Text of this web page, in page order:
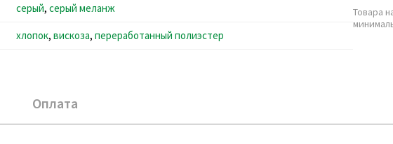
серый, серый меланж
хлопок, вискоза, переработанный полиэстер
Товара
Оплата